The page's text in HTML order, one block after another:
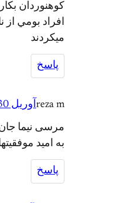
كوهنوردان
افراد بومي از
ميكردند
پاسخ
reza mآوریل 30, 2013
مرسی نیما
به امید
پاسخ